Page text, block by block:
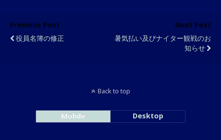
Previous Post
役員名簿の修正
Next Post
暑気払い及びナイター観戦のお
知らせ
Back to top
Mobile Desktop